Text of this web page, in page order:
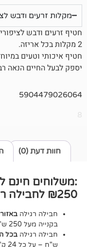
ודבש לציפורי אהבה
לציפורי אהבה לתליה על
במיוחד.
הנאה רבה
החלפה או
לכל הארץ
באזור ירושלים / מודיעין
בכל הארץ– 35 ש"ח –